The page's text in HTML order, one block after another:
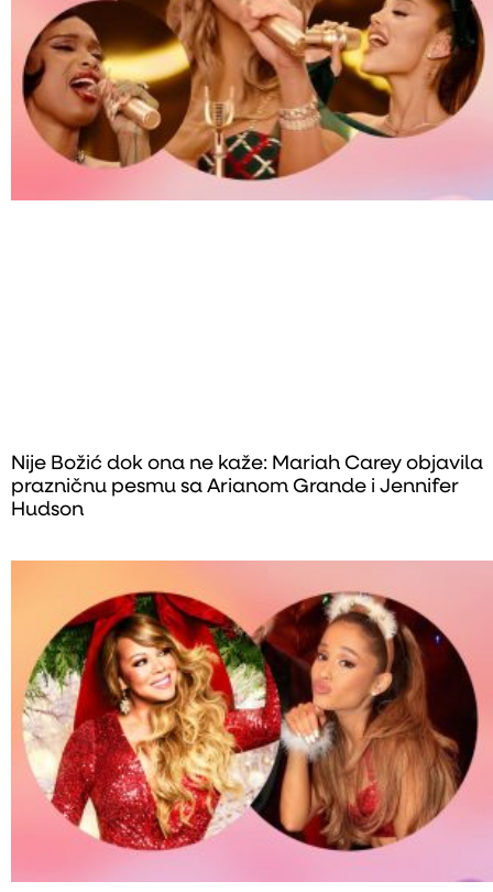
Nije Božić dok ona ne kaže: Mariah Carey objavila
prazničnu pesmu sa Arianom Grande i Jennifer
Hudson